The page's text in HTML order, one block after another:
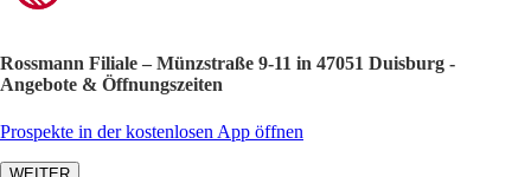
Rossmann Filiale – Münzstraße 9-11 in 47051 Duisburg -
Angebote & Öffnungszeiten
Prospekte in der kostenlosen App öffnen